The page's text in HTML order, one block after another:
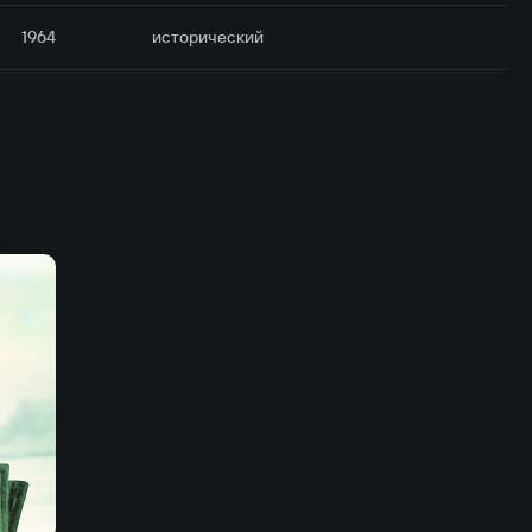
1964 исторический